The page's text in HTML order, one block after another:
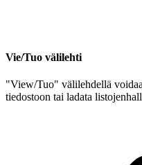
Vie/Tuo välilehti
"View/Tuo" välilehdellä
tiedostoon tai ladata